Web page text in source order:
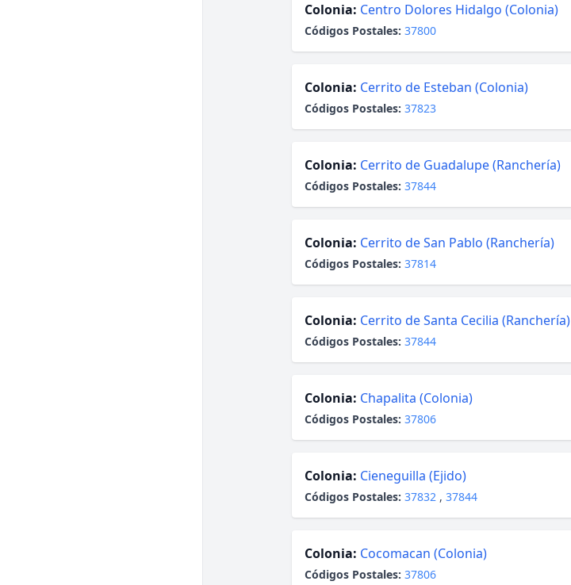
Colonia: Centro Dolores Hidalgo (Colonia)
Códigos Postales: 37800
Colonia: Cerrito de Esteban (Colonia)
Códigos Postales: 37823
Colonia: Cerrito de Guadalupe (Ranchería)
Códigos Postales: 37844
Colonia: Cerrito de San Pablo (Ranchería)
Códigos Postales: 37814
Colonia: Cerrito de Santa Cecilia (Ranchería)
Códigos Postales: 37844
Colonia: Chapalita (Colonia)
Códigos Postales: 37806
Colonia: Cieneguilla (Ejido)
Códigos Postales: 37832 , 37844
Colonia: Cocomacan (Colonia)
Códigos Postales: 37806